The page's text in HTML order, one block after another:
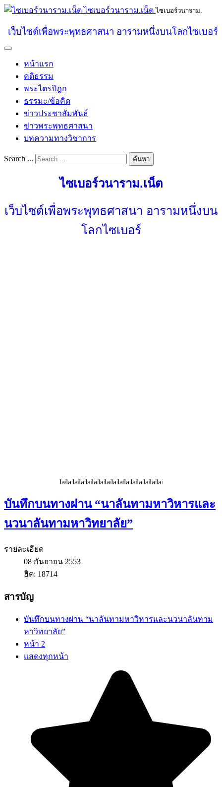
ไซเบอร์วนาราม.เน็ต ไซเบอร์วนาราม.
เว็บไซต์เพื่อพระพุทธศาสนา อารามหนึ่งบนโลกไซเบอร์
หน้าแรก
คติธรรม
พระไตรปิฎก
ธรรมะ/ข้อคิด
ข่าวประชาสัมพันธ์
ข่าวพระพุทธศาสนา
บทความทางวิชาการ
Search ... ค้นหา
ไซเบอร์วนาราม.เน็ต
เว็บไซต์เพื่อพระพุทธศาสนา อารามหนึ่งบน
โลกไซเบอร์
บันทึกบนทางผ่าน “นาลันทามหาวิหารและ
นวนาลันทามหาวิทยาลัย”
รายละเอียด
08 กันยายน 2553
ฮิต: 18714
สารบัญ
บันทึกบนทางผ่าน “นาลันทามหาวิหารและนวนาลันทาม
หาวิทยาลัย”
หน้า 2
แสดงทุกหน้า